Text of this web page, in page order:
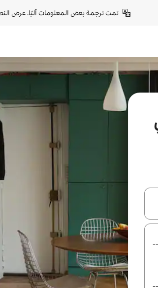
تمت ترجمة بعض المعلومات آليًا. عرض
أو استكشف عن طريق اللمس أو السحب.